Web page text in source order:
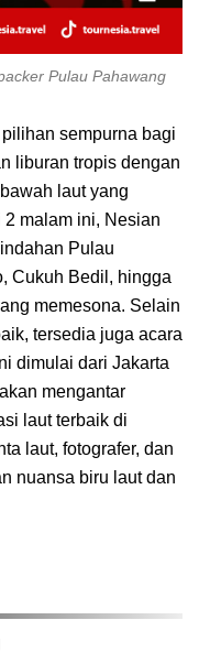
Pulau Pahawang
sempurna bagi
liburan tropis dengan
laut yang
malam ini, Nesian
Pulau
Cukuh Bedil, hingga
memesona. Selain
tersedia juga acara
dimulai dari Jakarta
mengantar
laut terbaik di
laut, fotografer, dan
nuansa biru laut dan